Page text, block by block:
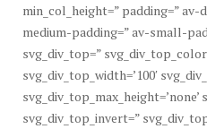
min_col_height=” padding=”
medium-padding=” av-small-
svg_div_top=”
svg_div_top_width=’100′
svg_div_top_invert=”